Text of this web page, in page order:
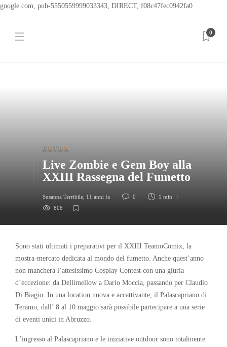
google.com, pub-5550559999033343, DIRECT, f08c47fec0942fa0
0
EXTRA
Live Zombie e Gem Boy alla
XXIII Rassegna del Fumetto
Susanna Terribile, 11 anni fa 0
1 min
808
Sono stati ultimati i preparativi per il XXIII TeamoComix, la
mostra-mercato dedicata al mondo del fumetto. Anche quest’anno
non mancherà l’attesissimo Cosplay Contest con una giuria
d’eccezione: da Dellimellow a Dario Moccia, passando per Claudio
Di Biagio. In una location nuova e accattivante, il Palascapriano di
Teramo, dall’ 8 al 10 maggio sarà possibile partecipare a una serie
di eventi unici in Abruzzo.
L’ingresso al Palascapriano e le iniziative outdoor sono totalmente